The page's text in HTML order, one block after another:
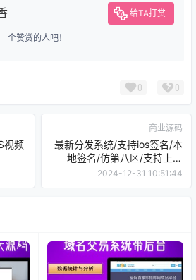
给TA打赏
个赞赏的人吧！
0 0
视频
商业源码
最新分发系统/支持ios签名/本
地签名/仿第八区/支持上传
EXE/免签封装【C507】
2024-12-31 10:51:44